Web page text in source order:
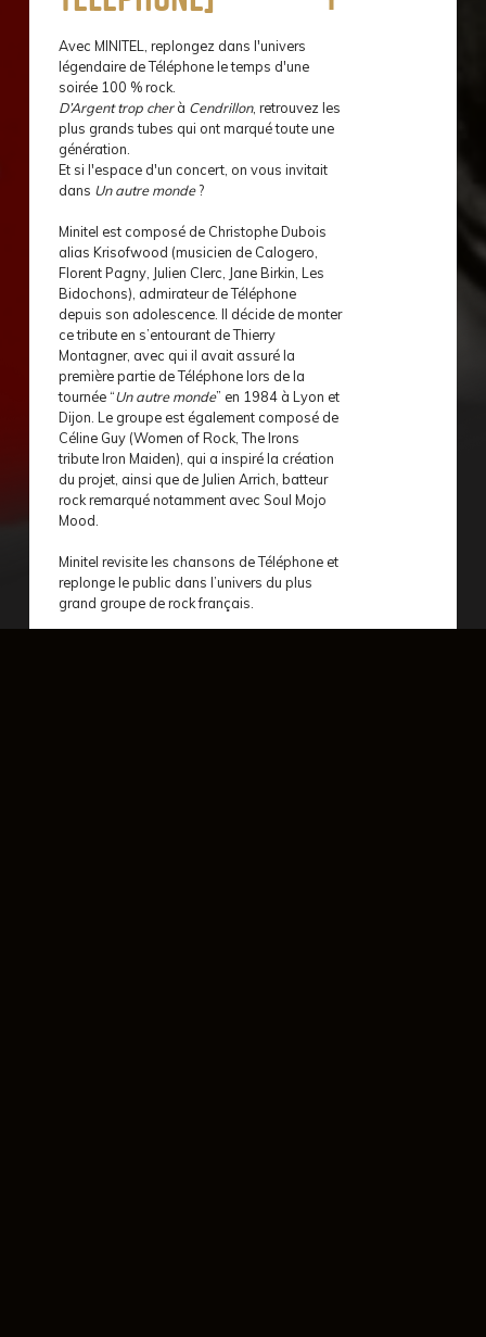
Avec MINITEL, replongez dans l'univers
légendaire de Téléphone le temps d'une
soirée 100 % rock.
D’Argent trop cherà Cendrillon, retrouvez les
plus grands tubes qui ont marqué toute une
génération.
Et si l'espace d'un concert, on vous invitait
dans Un autre monde?
Minitel est composé de Christophe Dubois
alias Krisofwood (musicien de Calogero,
Florent Pagny, Julien Clerc, Jane Birkin, Les
Bidochons), admirateur de Téléphone
depuis son adolescence. Il décide de monter
ce tribute en s’entourant de Thierry
Montagner, avec qui il avait assuré la
première partie de Téléphone lors de la
tournée “Un autre monde” en 1984 à Lyon et
Dijon. Le groupe est également composé de
Céline Guy (Women of Rock, The Irons
tribute Iron Maiden), qui a inspiré la création
du projet, ainsi que de Julien Arrich, batteur
rock remarqué notamment avec Soul Mojo
Mood.
Minitel revisite les chansons de Téléphone et
replonge le public dans l’univers du plus
grand groupe de rock français.